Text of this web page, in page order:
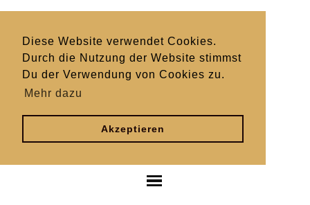
Diese Website verwendet Cookies.
Durch die Nutzung der Website stimmst
Du der Verwendung von Cookies zu.
Mehr dazu
Akzeptieren